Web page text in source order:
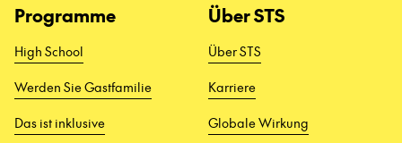
Programme
High School
Werden Sie Gastfamilie
Das ist inklusive
Über STS
Über STS
Karriere
Globale Wirkung